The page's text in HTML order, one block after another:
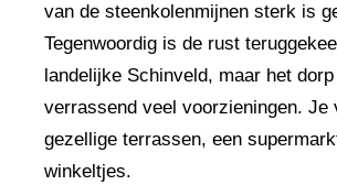
van de steenkolenmijnen sterk is
Tegenwoordig is de rust
landelijke Schinveld, maar het
verrassend veel voorzieningen. Je
gezellige terrassen, een
winkeltjes.